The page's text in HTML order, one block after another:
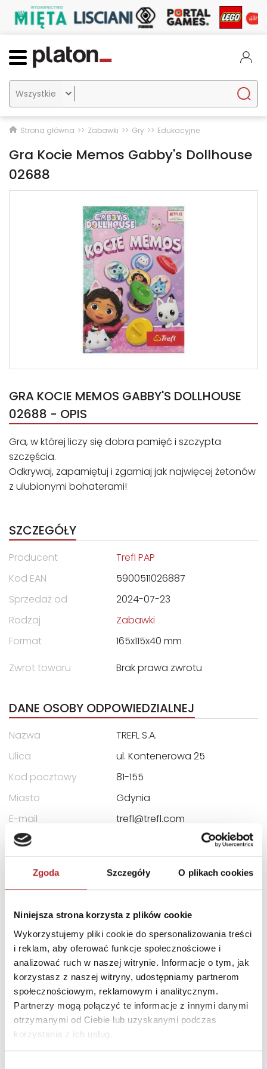
Zgoda Szczegóły O plikach cookies
Niniejsza strona korzysta z plików cookie
Wykorzystujemy pliki cookie do spersonalizowania treści
i reklam, aby oferować funkcje społecznościowe i
analizować ruch w naszej witrynie. Informacje o tym, jak
korzystasz z naszej witryny, udostępniamy partnerom
społecznościowym, reklamowym i analitycznym.
Partnerzy mogą połączyć te informacje z innymi danymi
otrzymanymi od Ciebie lub uzyskanymi podczas
korzystania z ich usług.

Strona główna Zabawki Gry Edukacyjne
Gra Kocie Memos Gabby's Dollhouse
02688
GRA KOCIE MEMOS GABBY'S DOLLHOUSE
02688 - OPIS
Gra, w której liczy się dobra pamięć i szczypta
szczęścia.
Odkrywaj, zapamiętuj i zgarniaj jak najwięcej żetonów
z ulubionymi bohaterami!
SZCZEGÓŁY
Producent
Trefl PAP
Kod EAN
5900511026887
Sprzedaż od
2024-07-23
Rodzaj
Zabawki
Format
165x115x40 mm
Zwrot towaru
Brak prawa zwrotu
DANE OSOBY ODPOWIEDZIALNEJ
Nazwa
TREFL S.A.
Ulica
ul. Kontenerowa 25
Kod pocztowy
81-155
Miasto
Gdynia
E-mail
trefl@trefl.com
INNI KLIENCI KUPOWALI
Brak danych